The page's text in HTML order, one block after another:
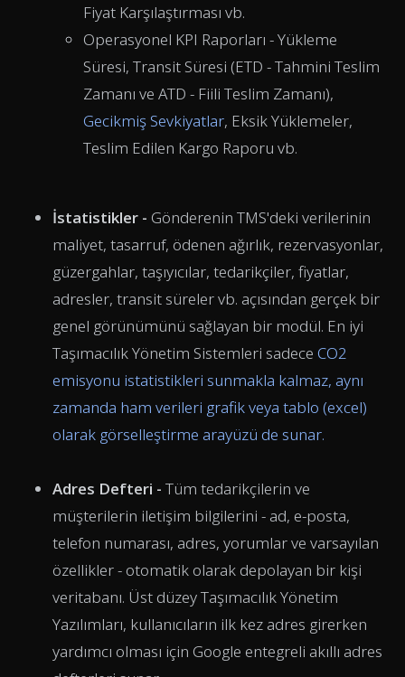
Fiyat Karşılaştırması vb.
Operasyonel KPI Raporları - Yükleme
Süresi, Transit Süresi (ETD - Tahmini Teslim
Zamanı ve ATD - Fiili Teslim Zamanı),
Gecikmiş Sevkiyatlar, Eksik Yüklemeler,
Teslim Edilen Kargo Raporu vb.
İstatistikler - Gönderenin TMS'deki verilerinin
maliyet, tasarruf, ödenen ağırlık, rezervasyonlar,
güzergahlar, taşıyıcılar, tedarikçiler, fiyatlar,
adresler, transit süreler vb. açısından gerçek bir
genel görünümünü sağlayan bir modül. En iyi
Taşımacılık Yönetim Sistemleri sadece CO2
emisyonu istatistikleri sunmakla kalmaz, aynı
zamanda ham verileri grafik veya tablo (excel)
olarak görselleştirme arayüzü de sunar.
Adres Defteri - Tüm tedarikçilerin ve
müşterilerin iletişim bilgilerini - ad, e-posta,
telefon numarası, adres, yorumlar ve varsayılan
özellikler - otomatik olarak depolayan bir kişi
veritabanı. Üst düzey Taşımacılık Yönetim
Yazılımları, kullanıcıların ilk kez adres girerken
yardımcı olması için Google entegreli akıllı adres